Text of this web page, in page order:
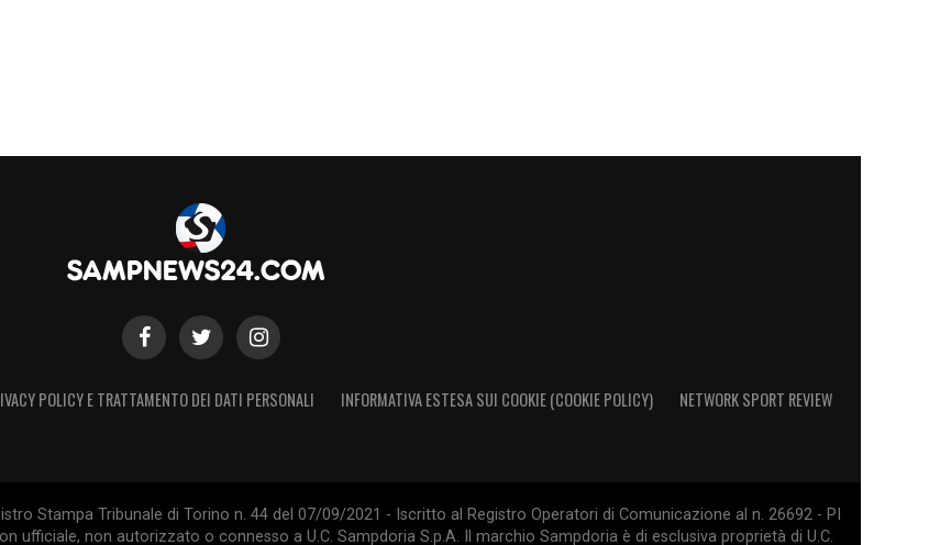
POLICY E TRATTAMENTO DEI DATI PERSONALI INFORMATIVA ESTESA SUI COOKIE (COOKIE POLICY) NETWORK SPORT REVIEW
Stampa Tribunale di Torino n. 44 del 07/09/2021 - Iscritto al Registro Operatori di Comunicazione al n. 26692 - PI
ufficiale, non autorizzato o connesso a U.C. Sampdoria S.p.A. Il marchio Sampdoria è di esclusiva proprietà di U.C.